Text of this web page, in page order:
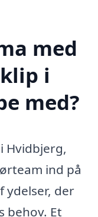
med
i
med?
Hvidbjerg,
ind på
ydelser, der
behov. Et